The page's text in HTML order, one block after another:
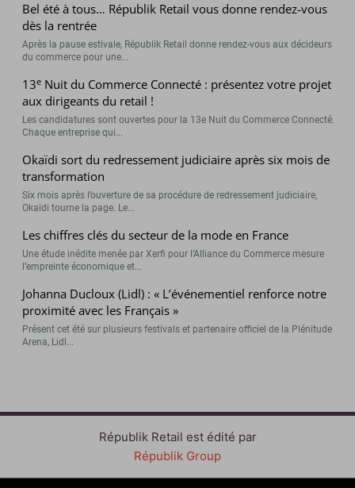
Bel été à tous… Républik Retail vous donne rendez-vous
dès la rentrée
Après la pause estivale, Républik Retail donne rendez-vous aux décideurs
du commerce pour une...
13e Nuit du Commerce Connecté : présentez votre projet
aux dirigeants du retail !
Les candidatures sont ouvertes pour la 13e Nuit du Commerce Connecté.
Chaque entreprise qui...
Okaïdi sort du redressement judiciaire après six mois de
transformation
Six mois après l’ouverture de sa procédure de redressement judiciaire,
Okaïdi tourne la page. Le...
Les chiffres clés du secteur de la mode en France
Une étude inédite menée par Xerfi pour l’Alliance du Commerce mesure
l’empreinte économique et...
Johanna Ducloux (Lidl) : « L’événementiel renforce notre
proximité avec les Français »
Présent cet été sur plusieurs festivals et partenaire officiel de la Plénitude
Arena, Lidl...
Républik Retail est édité par
Républik Group